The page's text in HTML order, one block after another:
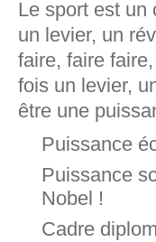
Le sport est un
un levier, un
faire, faire
fois un levier,
être une
Puissance
Puissance
Nobel !
Cadre